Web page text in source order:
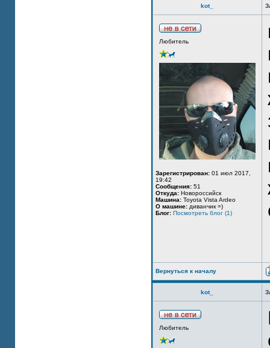
kot_
Любитель
Зарегистрирован: 01 июл 2017,
19:42
Сообщения: 51
Откуда: Новороссийск
Машина: Toyota Vista Ardeo
О машине: диванчик =)
Блог: Посмотреть блог (1)
Вернуться к началу
kot_
Любитель